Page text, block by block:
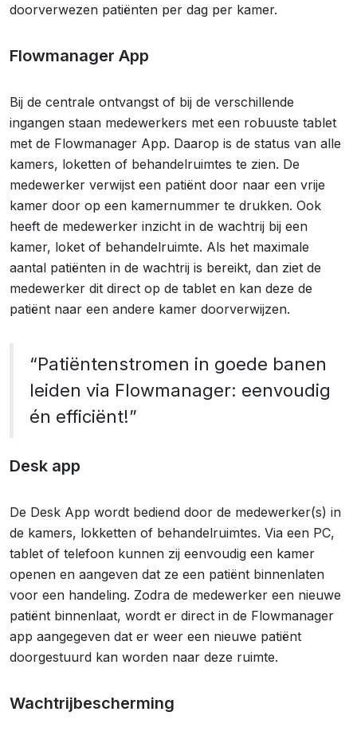
doorverwezen patiënten per dag per kamer.
Flowmanager App
Bij de centrale ontvangst of bij de verschillende
ingangen staan medewerkers met een robuuste tablet
met de Flowmanager App. Daarop is de status van alle
kamers, loketten of behandelruimtes te zien. De
medewerker verwijst een patiënt door naar een vrije
kamer door op een kamernummer te drukken. Ook
heeft de medewerker inzicht in de wachtrij bij een
kamer, loket of behandelruimte. Als het maximale
aantal patiënten in de wachtrij is bereikt, dan ziet de
medewerker dit direct op de tablet en kan deze de
patiënt naar een andere kamer doorverwijzen.
“Patiëntenstromen in goede banen
leiden via Flowmanager: eenvoudig
én efficiënt!”
Desk app
De Desk App wordt bediend door de medewerker(s) in
de kamers, lokketten of behandelruimtes. Via een PC,
tablet of telefoon kunnen zij eenvoudig een kamer
openen en aangeven dat ze een patiënt binnenlaten
voor een handeling. Zodra de medewerker een nieuwe
patiënt binnenlaat, wordt er direct in de Flowmanager
app aangegeven dat er weer een nieuwe patiënt
doorgestuurd kan worden naar deze ruimte.
Wachtrijbescherming